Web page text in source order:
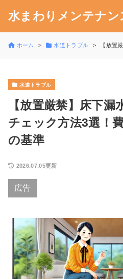
水まわりメンテナン
ホーム 水道トラブル 【放置
水道トラブル
【放置厳禁】床下
チェック方法3選！
の基準
2026.07.05更新
広告